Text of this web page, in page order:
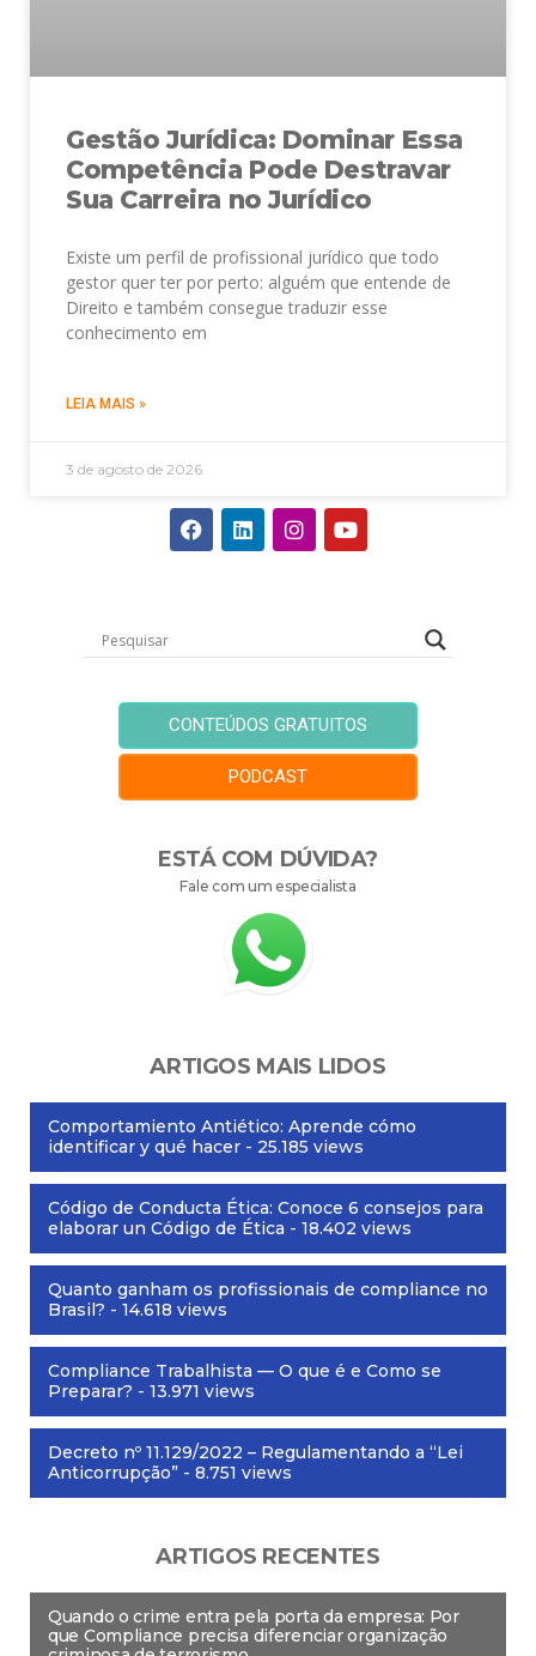
Gestão Jurídica: Dominar Essa
Competência Pode Destravar
Sua Carreira no Jurídico
Existe um perfil de profissional jurídico que todo
gestor quer ter por perto: alguém que entende de
Direito e também consegue traduzir esse
conhecimento em
LEIA MAIS »
3 de agosto de 2026
CONTEÚDOS GRATUITOS
PODCAST
ESTÁ COM DÚVIDA?
Fale com um especialista
ARTIGOS MAIS LIDOS
Comportamiento Antiético: Aprende cómo
identificar y qué hacer - 25.185 views
Código de Conducta Ética: Conoce 6 consejos para
elaborar un Código de Ética - 18.402 views
Quanto ganham os profissionais de compliance no
Brasil? - 14.618 views
Compliance Trabalhista — O que é e Como se
Preparar? - 13.971 views
Decreto nº 11.129/2022 – Regulamentando a “Lei
Anticorrupção” - 8.751 views
ARTIGOS RECENTES
Quando o crime entra pela porta da empresa: Por
que Compliance precisa diferenciar organização